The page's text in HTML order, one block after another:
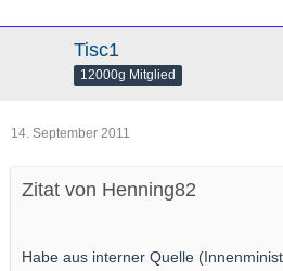
Tisc1
12000g Mitglied
14. September 2011
Zitat von Henning82
Habe aus interner Quelle